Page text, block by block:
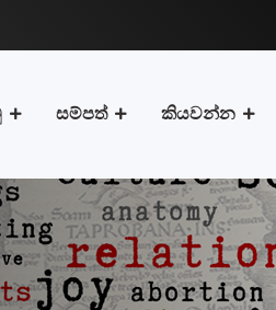
සම්පත් කියවන්න